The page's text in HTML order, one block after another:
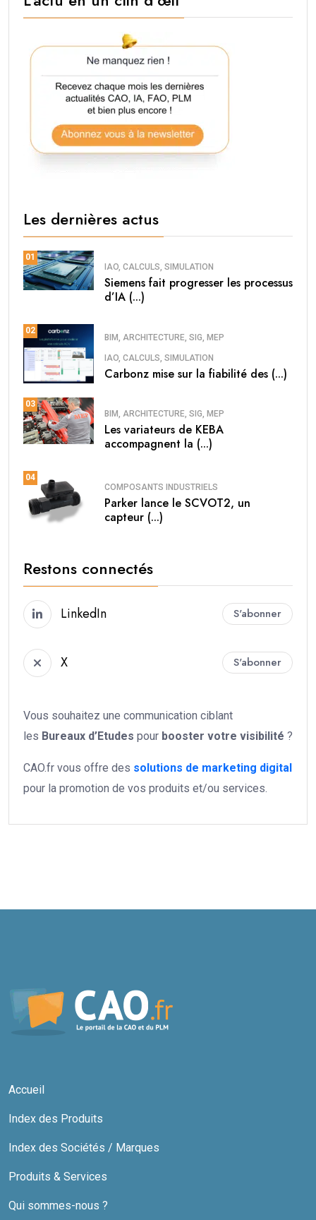
Les dernières actus
01
IAO, CALCULS, SIMULATION
Siemens fait progresser les processus
d’IA (...)
02
BIM, ARCHITECTURE, SIG, MEP
IAO, CALCULS, SIMULATION
Carbonz mise sur la fiabilité des (...)
03
BIM, ARCHITECTURE, SIG, MEP
Les variateurs de KEBA
accompagnent la (...)
04
COMPOSANTS INDUSTRIELS
Parker lance le SCVOT2, un
capteur (...)
Restons connectés
LinkedIn S'abonner
X S'abonner
Vous souhaitez une communication ciblant
les Bureaux d’Etudes pour booster votre visibilité ?
CAO.fr vous offre des solutions de marketing digital
pour la promotion de vos produits et/ou services.
Accueil
Index des Produits
Index des Sociétés / Marques
Produits & Services
Qui sommes-nous ?